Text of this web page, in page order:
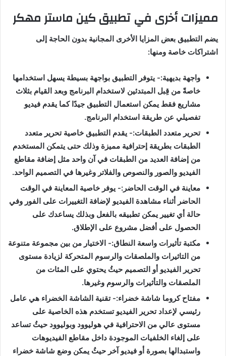
مميزاتأخرى فيتطبيقكين ماسترمهكر
يضم التطبيق بعض المزايا الأخرى المجانية بدون الحاجة إلى
اشتراكات خاصة ومنها:
واجهة بديهية:- يتوفر التطبيق بواجهة بسيطة يسهل استخدامها
خاصةً من قِبل المبتدئين لاستخدام البرنامج وبعد القيام بثلاث
مشاريع فقط يمكن استعمال التطبيق جيدًا كما يقدم فيديو
تفصيلي عن طريقة استخدام البرنامج.
تحرير متعدد الطبقات:- يقدم التطبيق خاصية تحرير متعدد
الطبقات بطريقة إحترافية مميزة وذلك حتى يتمكن المستخدم
من إضافة العديد من الطبقات في آن واحد مثل إضافة مقاطع
الفيديو والصور والنصوص والفلاتر وغيرها في التصميم الواحد.
معاينة في الوقت الحاضر :- يوفر خاصية المعاينة في الوقت
الحاضر أثناء مشاهدة الفيديو لإضافة التغييرات على الفور وفي
حالة أي تغيير يمكن تطبيقه بالفعل وبذلك يساعدك على
الحصول على أفضل مشروع على الإطلاق.
مكتبة تأثيرات واسعة النطاق:- الاختيار من بين مجموعة متنوعة
من التاثيرات والملصقات والرسوم المتحركة لزيادة مستوى
تحرير الفيديو أو التصميم حيثُ يحتوي على المئات من
الملصقات والتأثيرات والرسوم وغيرها.
مفتاح كروما شاشة خضراء:- تقنية الشاشة الخضراء هي عامل
رئيسي لإعداد تحرير الفيديو تستخدم هذه الخاصية على
مستوى عالي من الاحترافية في هوليوود وبوليوود حيثُ تساعد
على إلغاء الخلفيات الموجودة داخل مقاطع الفيديوهات
واستبدالها بصورة أو فيديو آخر حيثُ يمكن وضع شاشة خضراء